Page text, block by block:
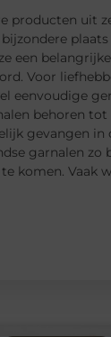
producten uit
een
Voor
behoren
gevangen in
garnalen zo
komen. Vaak